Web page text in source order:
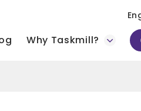
Why Taskmill?